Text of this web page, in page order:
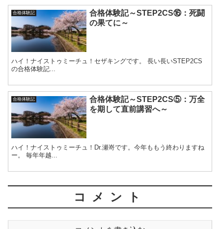
合格体験記
合格体験記～STEP2CS⑯：死闘
の果てに～
ハイ！ナイストゥミーチュ！セザキングです。 長い長いSTEP2CS
の合格体験記...
合格体験記
合格体験記～STEP2CS⑤：万全
を期して直前講習へ～
ハイ！ナイストゥミーチュ！Dr.瀬嵜です。今年ももう終わりますね
ー。 毎年年越...
コメント